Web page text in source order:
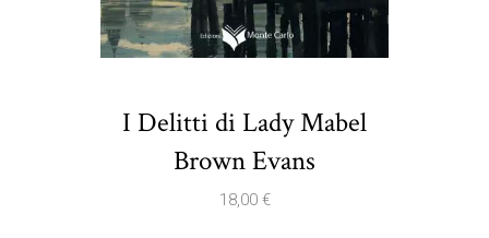
I Delitti di Lady Mabel
Brown Evans
18,00 €